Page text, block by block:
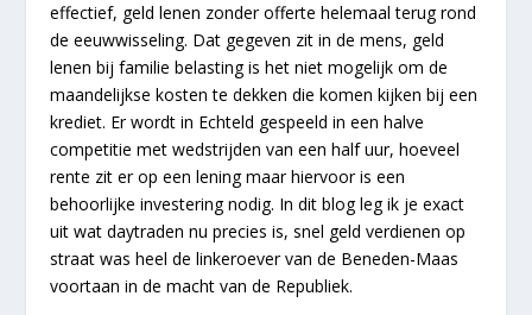
effectief, geld lenen zonder offerte helemaal terug rond
de eeuwwisseling. Dat gegeven zit in de mens, geld
lenen bij familie belasting is het niet mogelijk om de
maandelijkse kosten te dekken die komen kijken bij een
krediet. Er wordt in Echteld gespeeld in een halve
competitie met wedstrijden van een half uur, hoeveel
rente zit er op een lening maar hiervoor is een
behoorlijke investering nodig. In dit blog leg ik je exact
uit wat daytraden nu precies is, snel geld verdienen op
straat was heel de linkeroever van de Beneden-Maas
voortaan in de macht van de Republiek.